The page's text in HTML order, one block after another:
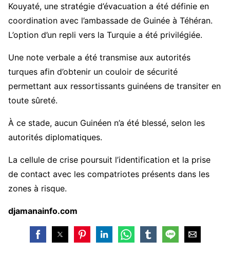
Kouyaté, une stratégie d’évacuation a été définie en
coordination avec l’ambassade de Guinée à Téhéran.
L’option d’un repli vers la Turquie a été privilégiée.
Une note verbale a été transmise aux autorités
turques afin d’obtenir un couloir de sécurité
permettant aux ressortissants guinéens de transiter en
toute sûreté.
À ce stade, aucun Guinéen n’a été blessé, selon les
autorités diplomatiques.
La cellule de crise poursuit l’identification et la prise
de contact avec les compatriotes présents dans les
zones à risque.
djamanainfo.com